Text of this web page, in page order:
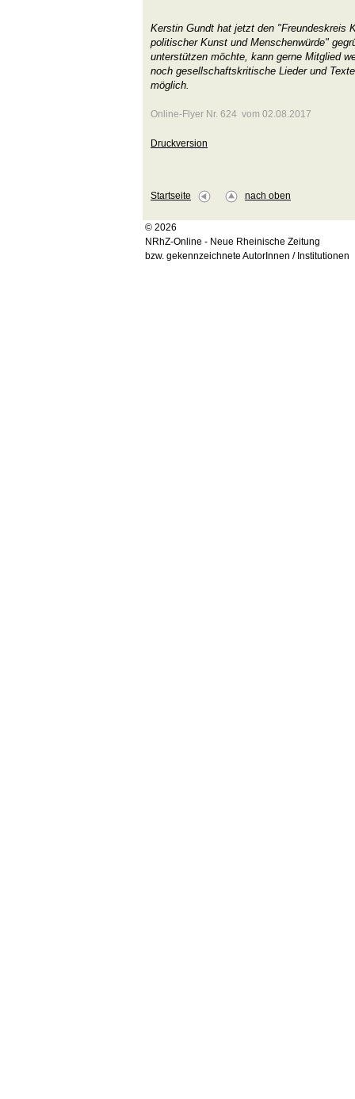
Kerstin Gundt hat jetzt den "Freundeskreis
politischer Kunst und Menschenwürde"
unterstützen möchte, kann gerne Mitglied
noch gesellschaftskritische Lieder und
möglich.
Online-Flyer Nr. 624 vom 02.08.2017
Druckversion
Startseite nach oben
© 2026
NRhZ-Online - Neue Rheinische Zeitung
bzw. gekennzeichnete AutorInnen / Institutionen